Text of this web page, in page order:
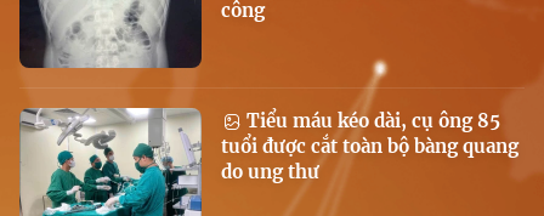
công
Tiểu máu kéo dài, cụ ông 85
tuổi được cắt toàn bộ bàng quang
do ung thư